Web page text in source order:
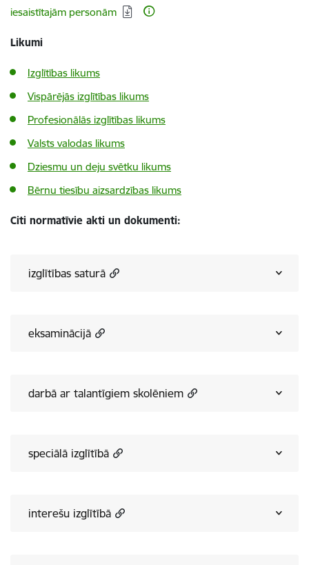
iesaistītajām personām
Likumi
Izglītības likums
Vispārējās izglītības likums
Profesionālās izglītības likums
Valsts valodas likums
Dziesmu un deju svētku likums
Bērnu tiesību aizsardzības likums
Citi normatīvie akti un dokumenti:
izglītības saturā
eksaminācijā
darbā ar talantīgiem skolēniem
speciālā izglītībā
interešu izglītībā